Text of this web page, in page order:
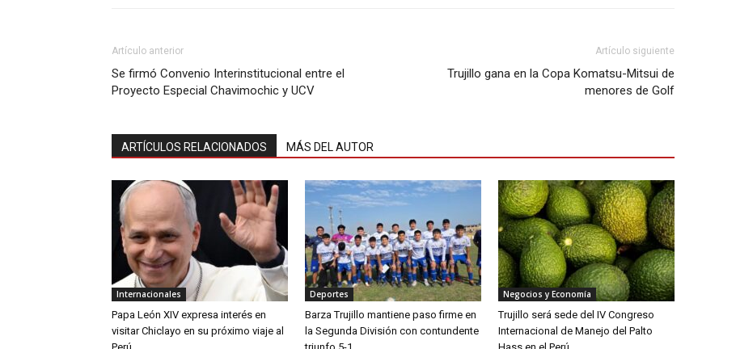
Artículo anterior
Se firmó Convenio Interinstitucional entre el
Proyecto Especial Chavimochic y UCV
Artículo siguiente
Trujillo gana en la Copa Komatsu-Mitsui de
menores de Golf
ARTÍCULOS RELACIONADOS MÁS DEL AUTOR
Internacionales
Papa León XIV expresa interés en
visitar Chiclayo en su próximo viaje al
Deportes
Barza Trujillo mantiene paso firme en
la Segunda División con contundente
Negocios y Economía
Trujillo será sede del IV Congreso
Internacional de Manejo del Palto